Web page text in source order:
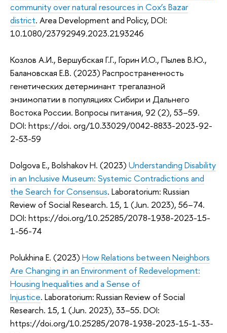
community over natural resources in Cox’s Bazar
district. Area Development and Policy, DOI:
10.1080/23792949.2023.2193246
Козлов А.И., Вершубская Г.Г., Горин И.О., Пылев В.Ю.,
Балановская Е.В. (2023) Распространенность
генетических детерминант трегалазной
энзимопатии в популяциях Сибири и Дальнего
Востока России. Вопросы питания, 92 (2), 53–59.
DOI: https://doi. org/10.33029/0042-8833-2023-92-
2-53-59
Dolgova Е., Bolshakov Н. (2023) Understanding Disability
in an Inclusive Museum: Systemic Contradictions and
the Search for Consensus. Laboratorium: Russian
Review of Social Research. 15, 1 (Jun. 2023), 56–74.
DOI: https://doi.org/10.25285/2078-1938-2023-15-
1-56-74
Polukhina E. (2023) How Relations between Neighbors
Are Changing in an Environment of Redevelopment:
Housing Inequalities and a Sense of
Injustice. Laboratorium: Russian Review of Social
Research. 15, 1 (Jun. 2023), 33–55. DOI:
https://doi.org/10.25285/2078-1938-2023-15-1-33-